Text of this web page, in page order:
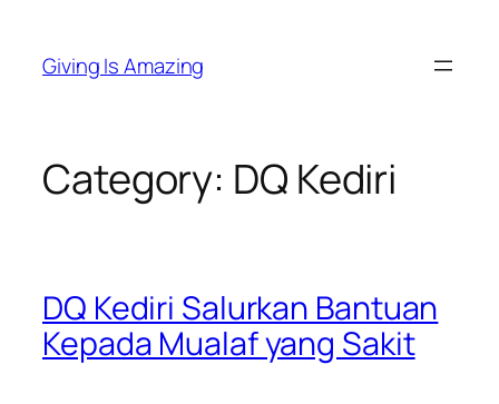
content
Giving Is Amazing
Category: DQ Kediri
DQ Kediri Salurkan Bantuan
Kepada Mualaf yang Sakit